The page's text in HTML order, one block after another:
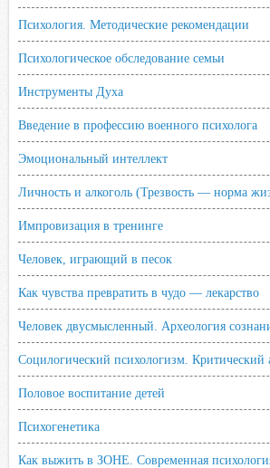
Психология. Методические рекомендации
Психологическое обследование семьи
Инструменты Духа
Введение в профессию военного психолога
Эмоциональный интеллект
Личность и алкоголь (Трезвость — норма
Импровизация в тренинге
Человек, играющий в песок
Как чувства превратить в чудо — лекарство
Человек двусмысленный. Археология
Социлогический психологизм. Критический
Половое воспитание детей
Психогенетика
Как выжить в ЗОНЕ. Современная